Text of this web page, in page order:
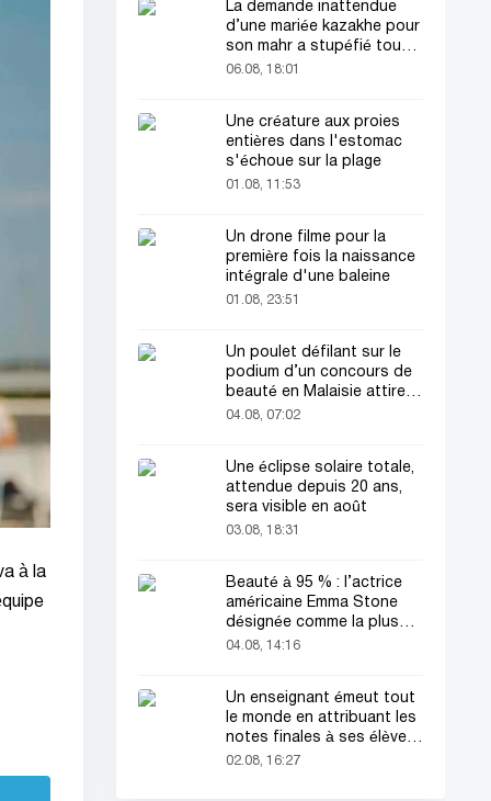
à la
La demande inattendue
d’une mariée kazakhe pour
son mahr a stupéfié tout
le monde
06.08, 18:01
Une créature aux proies
entières dans l'estomac
s'échoue sur la plage
01.08, 11:53
Un drone filme pour la
première fois la naissance
intégrale d'une baleine
01.08, 23:51
Un poulet défilant sur le
podium d’un concours de
beauté en Malaisie attire
l’attention du public
04.08, 07:02
Une éclipse solaire totale,
attendue depuis 20 ans,
sera visible en août
03.08, 18:31
Beauté à 95 % : l’actrice
américaine Emma Stone
désignée comme la plus
belle femme du monde !
04.08, 14:16
Un enseignant émeut tout
le monde en attribuant les
notes finales à ses élèves
avant sa mort
02.08, 16:27